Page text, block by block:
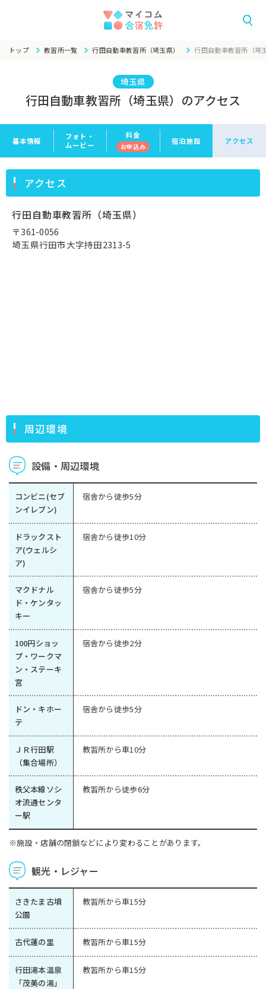
トップ 教習所一覧 行田自動車教習所（埼玉県） 行田自動車教習所（埼
埼玉県
行田自動車教習所（埼玉県）のアクセス
基本情報
フォト・
ムービー
料金
お申込み
宿泊施設 アクセス
アクセス
行田自動車教習所（埼玉県）
〒361-0056
埼玉県行田市大字持田2313-5
周辺環境
設備・周辺環境
コンビニ(セブ
ンイレブン)
宿舎から徒歩5分
ドラックスト
ア(ウェルシ
ア)
宿舎から徒歩10分
マクドナル
ド・ケンタッ
キー
宿舎から徒歩5分
100円ショッ
プ・ワークマ
ン・ステーキ
宮
宿舎から徒歩2分
ドン・キホー
テ
宿舎から徒歩5分
ＪＲ行田駅
（集合場所）
教習所から車10分
秩父本線ソシ
オ流通センタ
ー駅
教習所から徒歩6分
※施設・店舗の閉鎖などにより変わることがあります。
観光・レジャー
さきたま古墳
公園
教習所から車15分
古代蓮の里 教習所から車15分
行田湯本温泉
「茂美の湯」
教習所から車15分